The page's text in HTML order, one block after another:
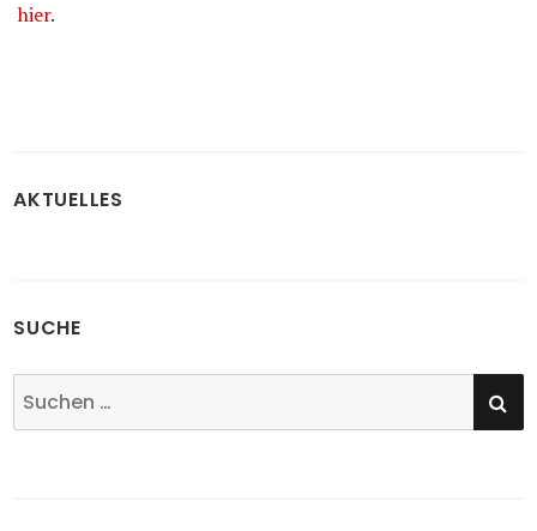
hier.
AKTUELLES
SUCHE
Suchen
nach: